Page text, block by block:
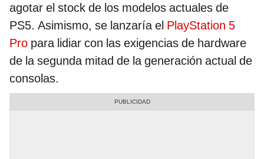
agotar el stock de los modelos actuales de
PS5. Asimismo, se lanzaría el PlayStation 5
Pro para lidiar con las exigencias de hardware
de la segunda mitad de la generación actual de
consolas.